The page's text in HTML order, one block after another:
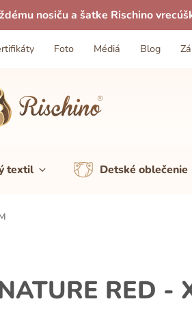
nosiču a šatke Rischino
Foto Médiá Blog
textil Detské oblečenie
RED -